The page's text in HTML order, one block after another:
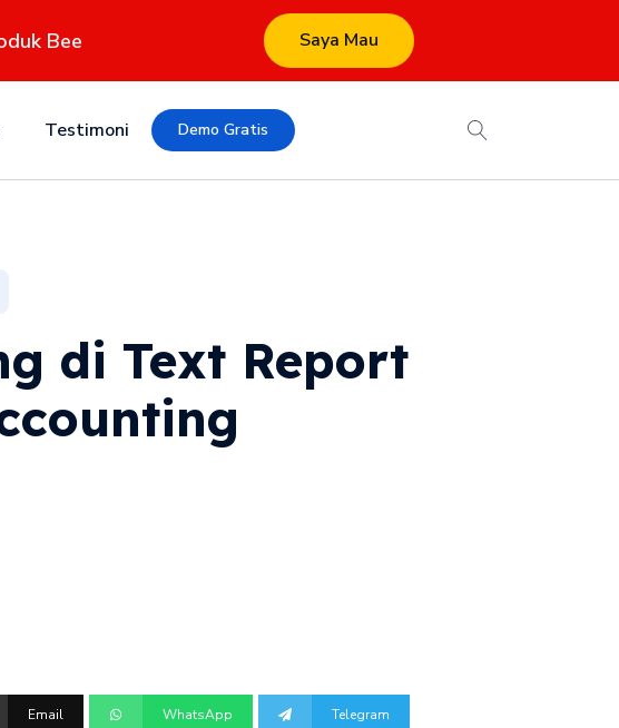
Bee Saya Mau
Testimoni Demo Gratis
di Text Report
Email WhatsApp Telegram